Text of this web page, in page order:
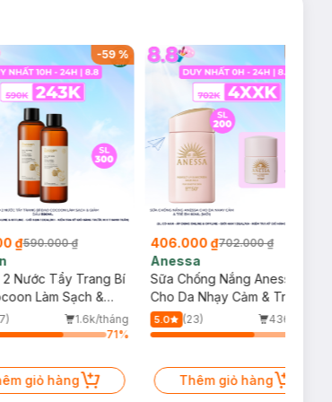
-59%
₫590.000 ₫
2 Nước Tẩy Trang Bí
Làm Sạch &
500ml
1.6k/tháng
71%
giỏ hàng
406.000 ₫702.000 ₫
Anessa
Sữa Chống Nắng Anessa
Cho Da Nhạy Cảm & Trẻ Em
60ml (Mới)
5.0 (23)
436/tháng
Thêm giỏ hàng